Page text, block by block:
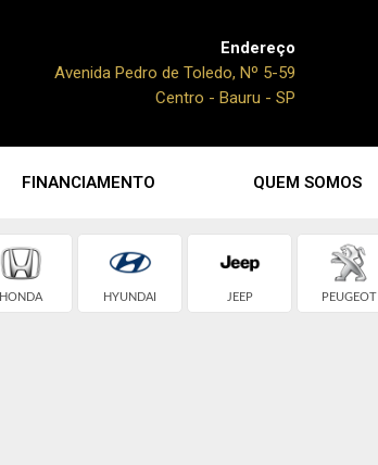
Endereço
Avenida Pedro de Toledo, Nº 5-59
Centro - Bauru - SP
FINANCIAMENTO QUEM SOMOS
HONDA HYUNDAI JEEP PEUGEOT